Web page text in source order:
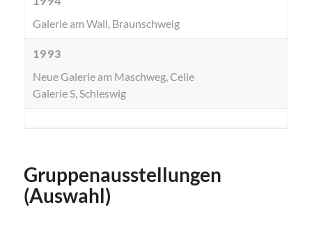
Galerie am Wall, Braunschweig
1993
Neue Galerie am Maschweg, Celle
Galerie S, Schleswig
Gruppenausstellungen
(Auswahl)